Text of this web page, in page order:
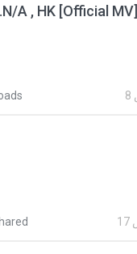
A , HK [Official MV]